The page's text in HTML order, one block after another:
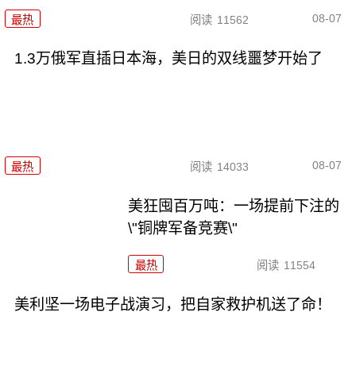
最热 阅读 11562 08-07
1.3万俄军直插日本海，美日的双线噩梦开始了
最热 阅读 14033 08-07
美狂囤百万吨：一场提前下注的
\"铜牌军备竞赛\"
最热 阅读 11554
美利坚一场电子战演习，把自家救护机送了命！